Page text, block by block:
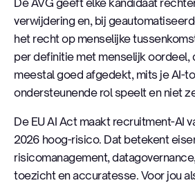
verwijdering en, bij
het recht op menselijke
per definitie met menselijk oordeel,
meestal goed afgedekt, mits je AI-
ondersteunende rol speelt en niet
De EU AI Act maakt recruitment-AI
2026 hoog-risico. Dat betekent
risicomanagement,
toezicht en accuratesse. Voor jou